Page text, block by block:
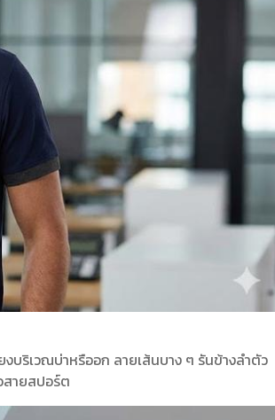
บริเวณบ่าหรืออก ลายเส้นบาง ๆ รันข้างลำตัว
สายสปอร์ต